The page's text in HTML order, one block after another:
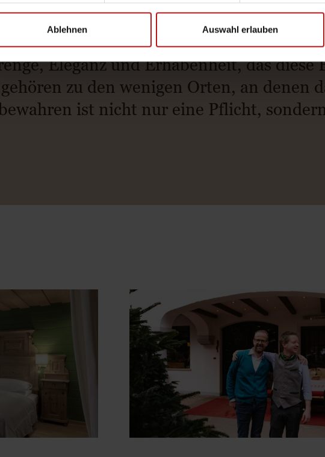
Ablehnen Auswahl erlauben
der nicht erobert, sondern gehört
und in der Gastfreundschaft
Eleganz und Erhabenheit, das diese
zu den wenigen Orten, an denen
ist nicht nur eine Pflicht,